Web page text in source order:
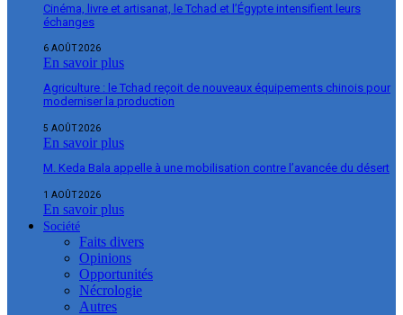
Cinéma, livre et artisanat, le Tchad et l’Égypte intensifient leurs
échanges
6 AOÛT 2026
En savoir plus
Agriculture : le Tchad reçoit de nouveaux équipements chinois pour
moderniser la production
5 AOÛT 2026
En savoir plus
M. Keda Bala appelle à une mobilisation contre l’avancée du désert
1 AOÛT 2026
En savoir plus
Société
Faits divers
Opinions
Opportunités
Nécrologie
Autres